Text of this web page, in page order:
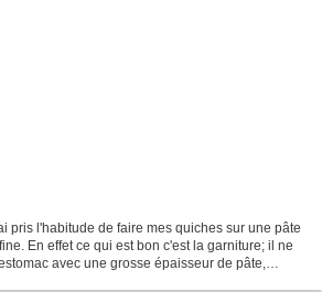
pris l'habitude de faire mes quiches sur une pâte
En effet ce qui est bon c'est la garniture; il ne
avec une grosse épaisseur de pâte,